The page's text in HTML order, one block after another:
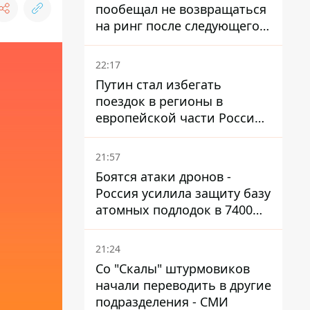
пообещал не возвращаться
на ринг после следующего
боя
22:17
Путин стал избегать
поездок в регионы в
европейской части России,
куда регулярно долетают
дроны
21:57
Боятся атаки дронов -
Россия усилила защиту базу
атомных подлодок в 7400
км от Украины
21:24
Со "Скалы" штурмовиков
начали переводить в другие
подразделения - СМИ